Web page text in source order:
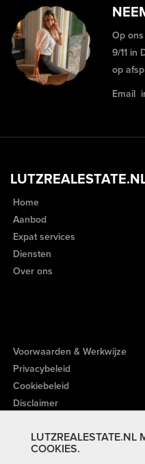
LUTZREALESTATE.NL
COOKIES.
Op
9/11 in
op
Email
Home
Aanbod
Expat services
Diensten
Over ons
Voorwaarden & Werkwijze
Privacybeleid
Cookiebeleid
Disclaimer